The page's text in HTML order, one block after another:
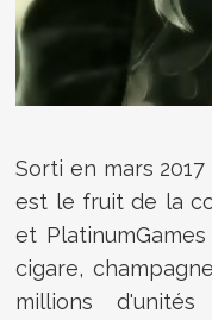
Sorti en mars
est le fruit de la
et
cigare,
millions